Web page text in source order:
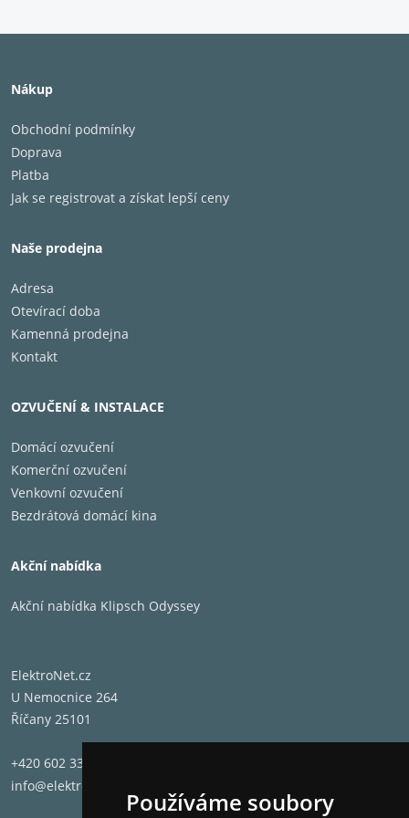
Používáme soubory
Nákup
Obchodní podmínky
Doprava
Platba
Jak se registrovat a získat lepší ceny
Naše prodejna
Adresa
Otevírací doba
Kamenná prodejna
Kontakt
OZVUČENÍ & INSTALACE
Domácí ozvučení
Komerční ozvučení
Venkovní ozvučení
Bezdrátová domácí kina
Akční nabídka
Akční nabídka Klipsch Odyssey
ElektroNet.cz
U Nemocnice 264
Říčany 25101
+420 602 331 662
info@elektronet.cz